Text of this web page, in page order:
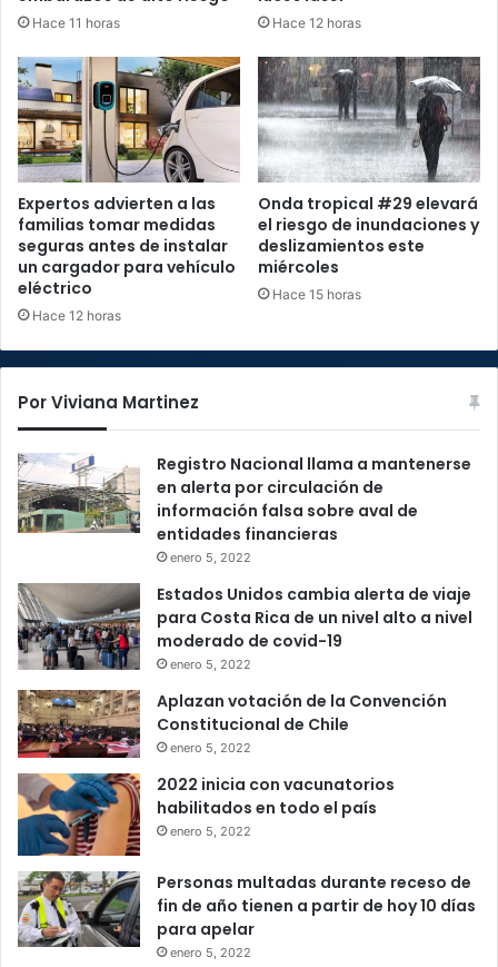
Hace 11 horas Hace 12 horas
Expertos advierten a las
familias tomar medidas
seguras antes de instalar
un cargador para vehículo
eléctrico
Hace 12 horas
Onda tropical #29 elevará
el riesgo de inundaciones y
deslizamientos este
miércoles
Hace 15 horas
Por Viviana Martinez
Registro Nacional llama a mantenerse
en alerta por circulación de
información falsa sobre aval de
entidades financieras
enero 5, 2022
Estados Unidos cambia alerta de viaje
para Costa Rica de un nivel alto a nivel
moderado de covid-19
enero 5, 2022
Aplazan votación de la Convención
Constitucional de Chile
enero 5, 2022
2022 inicia con vacunatorios
habilitados en todo el país
enero 5, 2022
Personas multadas durante receso de
fin de año tienen a partir de hoy 10 días
para apelar
enero 5, 2022